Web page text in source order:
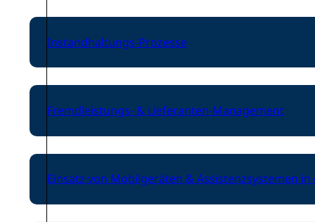
Instandhaltungs-Prozesse
Fremdleistungs- & Lieferanten-Management
Einsatz von Mobilgeräten & Assistenzsystemen